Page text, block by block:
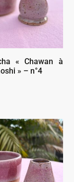
« Chawan à
» – n°4